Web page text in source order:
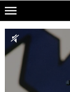
Skip
main
content
NATIONAL
TRAVELER
PODCASTY